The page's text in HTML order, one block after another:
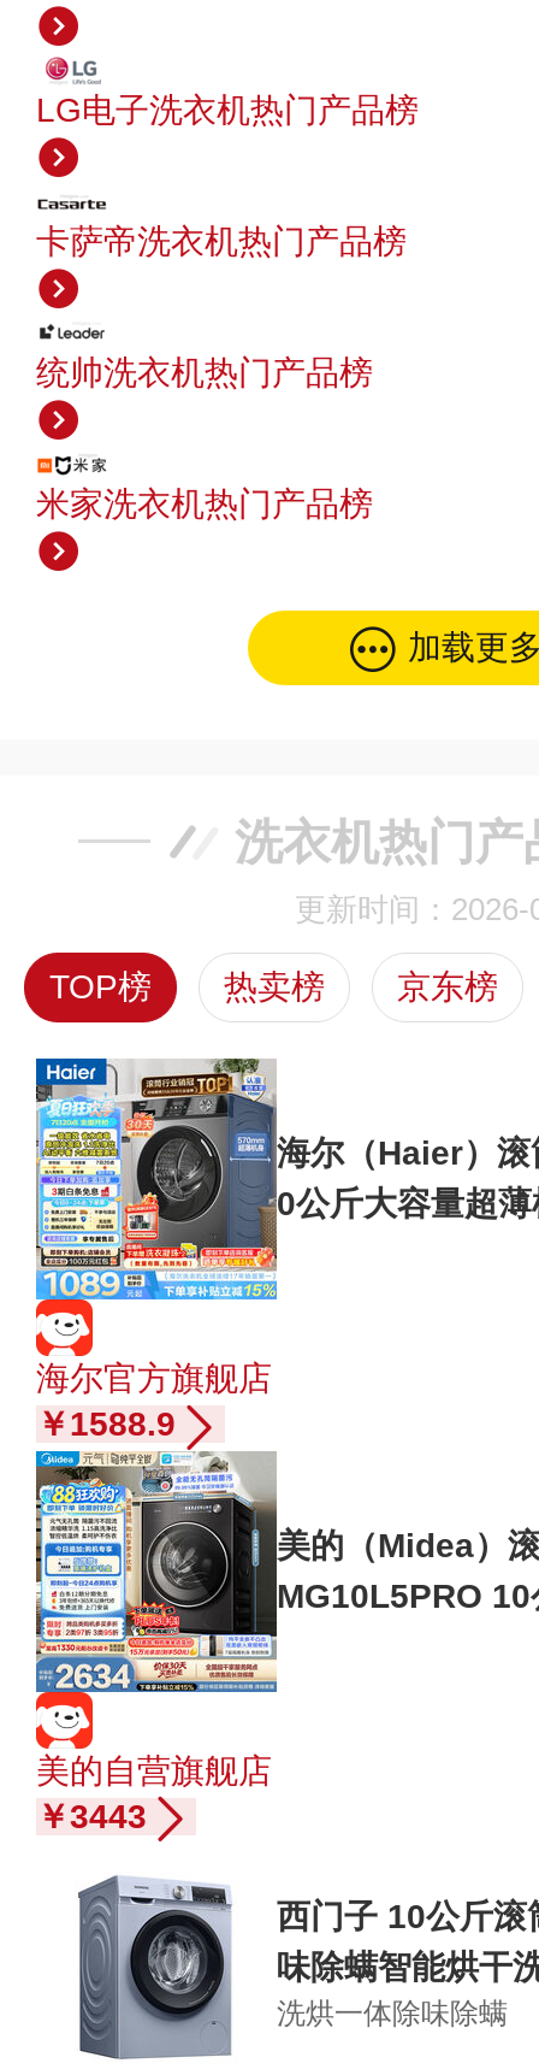
LG电子洗衣机热门产品榜
卡萨帝洗衣机热门产品榜
统帅洗衣机热门产品榜
米家洗衣机热门产品榜
加载更
洗衣机热门产
更新时间：2026-
TOP榜 热卖榜 京东榜
海尔（Haier）
0公斤大容量超
海尔官方旗舰店
￥1588.9
美的（Midea）
MG10L5PRO
美的自营旗舰店
￥3443
西门子 10公斤滚
味除螨智能烘干
N54A1X42W
洗烘一体除味除螨